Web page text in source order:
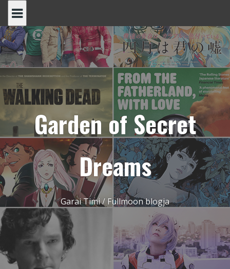
content
Garden of Secret
Dreams
Garai Timi / Fullmoon blogja